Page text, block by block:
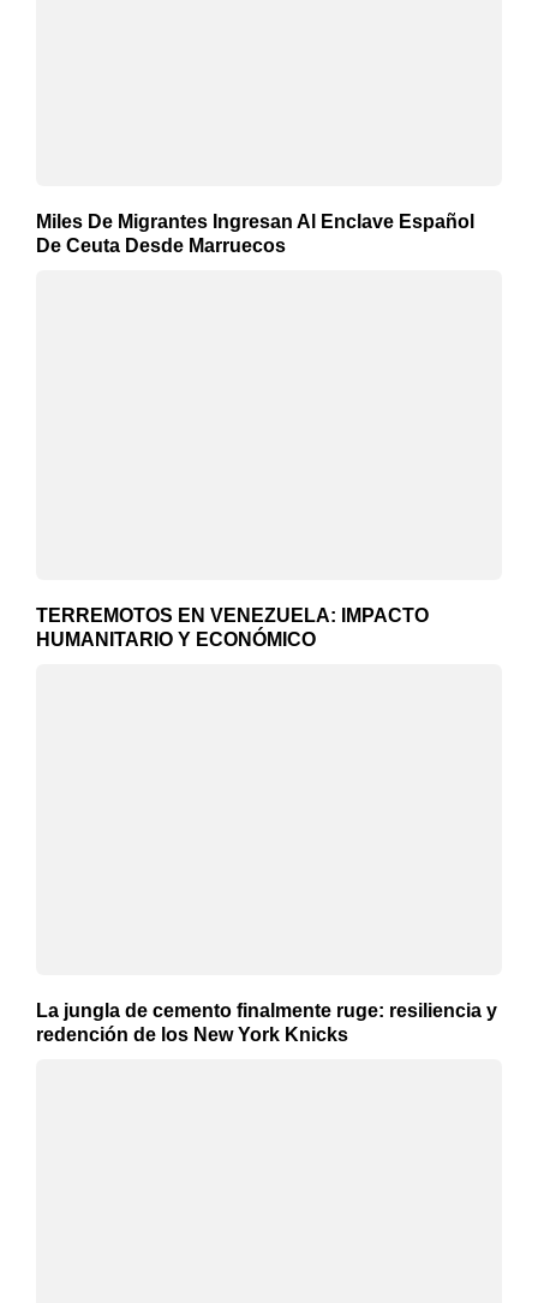
Miles De Migrantes Ingresan Al Enclave Español
De Ceuta Desde Marruecos
TERREMOTOS EN VENEZUELA: IMPACTO
HUMANITARIO Y ECONÓMICO
La jungla de cemento finalmente ruge: resiliencia y
redención de los New York Knicks